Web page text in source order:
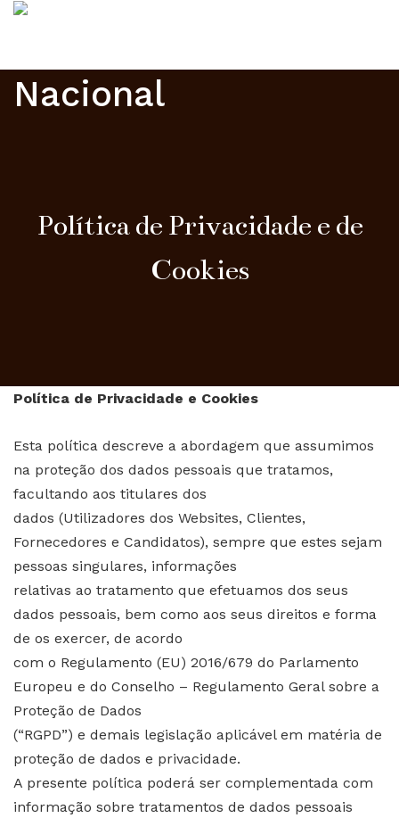
Política de Privacidade e de
Cookies
Política de Privacidade e Cookies
Esta política descreve a abordagem que assumimos
na proteção dos dados pessoais que tratamos,
facultando aos titulares dos
dados (Utilizadores dos Websites, Clientes,
Fornecedores e Candidatos), sempre que estes sejam
pessoas singulares, informações
relativas ao tratamento que efetuamos dos seus
dados pessoais, bem como aos seus direitos e forma
de os exercer, de acordo
com o Regulamento (EU) 2016/679 do Parlamento
Europeu e do Conselho – Regulamento Geral sobre a
Proteção de Dados
(“RGPD”) e demais legislação aplicável em matéria de
proteção de dados e privacidade.
A presente política poderá ser complementada com
informação sobre tratamentos de dados pessoais